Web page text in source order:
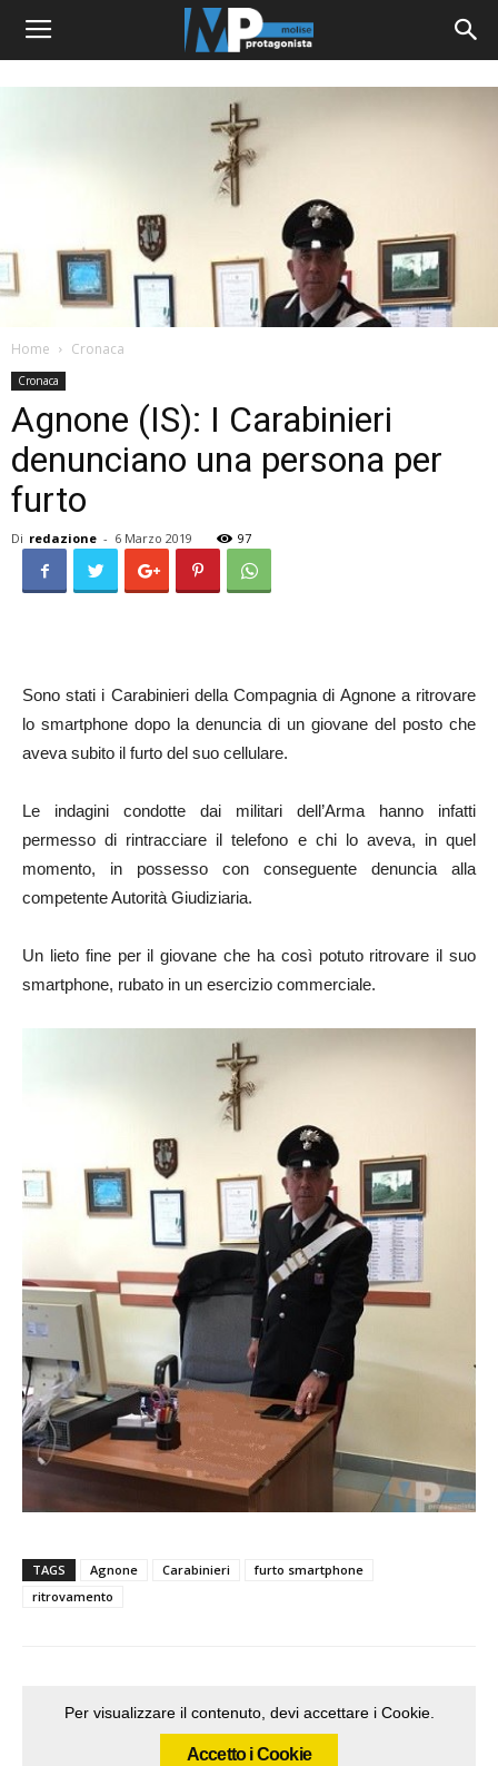
Home Cronaca
Cronaca
Agnone (IS): I Carabinieri
denunciano una persona per
furto
Di redazione - 6 Marzo 2019 97
Sono stati i Carabinieri della Compagnia di Agnone a ritrovare
lo smartphone dopo la denuncia di un giovane del posto che
aveva subito il furto del suo cellulare.
Le indagini condotte dai militari dell’Arma hanno infatti
permesso di rintracciare il telefono e chi lo aveva, in quel
momento, in possesso con conseguente denuncia alla
competente Autorità Giudiziaria.
Un lieto fine per il giovane che ha così potuto ritrovare il suo
smartphone, rubato in un esercizio commerciale.
TAGS Agnone Carabinieri
furto smartphone
ritrovamento
Per visualizzare il contenuto, devi accettare i Cookie.
Accetto i Cookie